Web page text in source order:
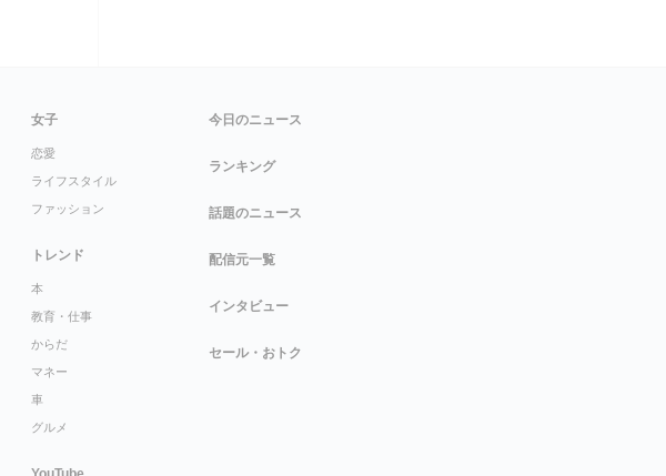
女子
恋愛
ライフスタイル
ファッション
トレンド
本
教育・仕事
からだ
マネー
車
グルメ
今日のニュース
ランキング
話題のニュース
配信元一覧
インタビュー
セール・おトク